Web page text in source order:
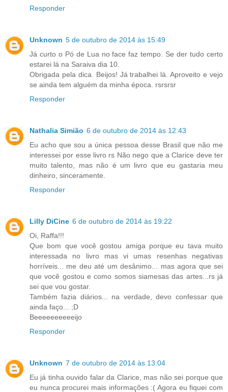
Responder
Unknown 5 de outubro de 2014 às 15:49
Já curto o Pó de Lua no face faz tempo. Se der tudo certo
estarei lá na Saraiva dia 10.
Obrigada pela dica. Beijos! Já trabalhei lá. Aproveito e vejo
se ainda tem alguém da minha época. rsrsrsr
Responder
Nathalia Simião 6 de outubro de 2014 às 12:43
Eu acho que sou a única pessoa desse Brasil que não me
interessei por esse livro rs Não nego que a Clarice deve ter
muito talento, mas não é um livro que eu gastaria meu
dinheiro, sinceramente.
Responder
Lilly DiCine 6 de outubro de 2014 às 19:22
Oi, Raffa!!!
Que bom que você gostou amiga porque eu tava muito
interessada no livro mas vi umas resenhas negativas
horríveis... me deu até um desânimo... mas agora que sei
que você gostou e como somos siamesas das artes...rs já
sei que vou gostar.
Também fazia diários... na verdade, devo confessar que
ainda faço... ;D
Beeeeeeeeeeijo
Responder
Unknown 7 de outubro de 2014 às 13:04
Eu já tinha ouvido falar da Clarice, mas não sei porque que
eu nunca procurei mais informações :( Agora eu fiquei com